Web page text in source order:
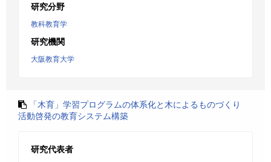
研究分野
教科教育学
研究機関
大阪教育大学
「木育」学習プログラムの体系化と木によるものづくり
活動啓発の教育システム構築
研究代表者